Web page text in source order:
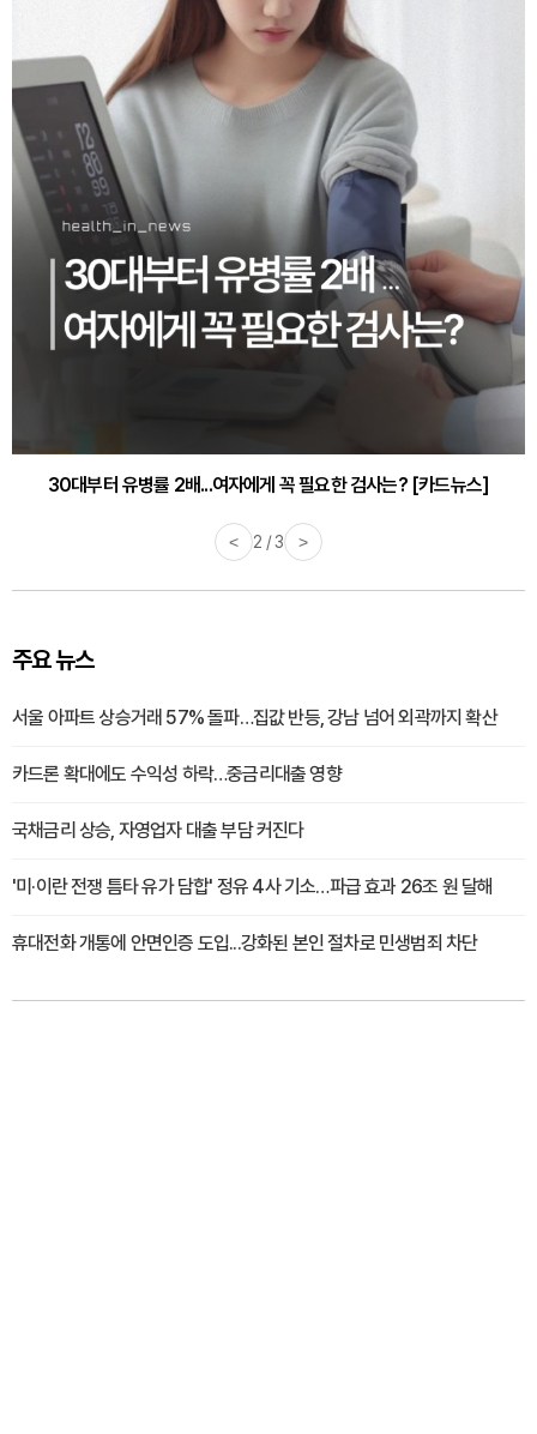
30대부터 유병률 2배...여자에게 꼭 필요한 검사는? [카드뉴스]
< 2 / 3 >
주요 뉴스
서울 아파트 상승거래 57% 돌파…집값 반등, 강남 넘어 외곽까지 확산
카드론 확대에도 수익성 하락…중금리대출 영향
국채금리 상승, 자영업자 대출 부담 커진다
'미·이란 전쟁 틈타 유가 담합' 정유 4사 기소…파급 효과 26조 원 달해
휴대전화 개통에 안면인증 도입...강화된 본인 절차로 민생범죄 차단